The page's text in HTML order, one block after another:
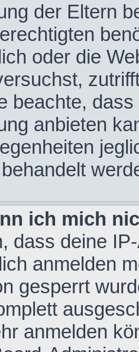
der Eltern
oder die
beachte,
anbieten
ich mich
dass deine
anmelden
gesperrt
anmelden